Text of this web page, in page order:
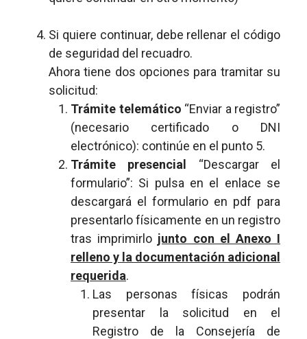
Si quiere continuar, debe rellenar el código
de seguridad del recuadro.
Ahora tiene dos opciones para tramitar su
solicitud:
Trámite telemático “Enviar a registro”
(necesario certificado o DNI
electrónico): continúe en el punto 5.
Trámite presencial “Descargar el
formulario”: Si pulsa en el enlace se
descargará el formulario en pdf para
presentarlo físicamente en un registro
tras imprimirlo junto con el Anexo I
relleno y la documentación adicional
requerida.
Las personas físicas podrán
presentar la solicitud en el
Registro de la Consejería de